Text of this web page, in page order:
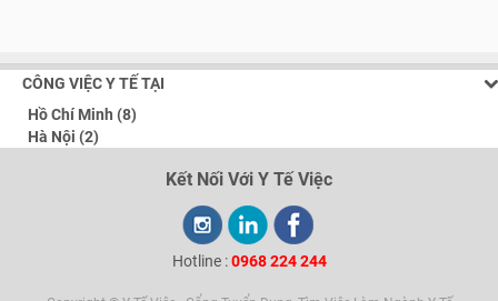
CÔNG VIỆC Y TẾ TẠI
Hồ Chí Minh (8)
Hà Nội (2)
Kết Nối Với Y Tế Việc
Hotline :0968 224 244